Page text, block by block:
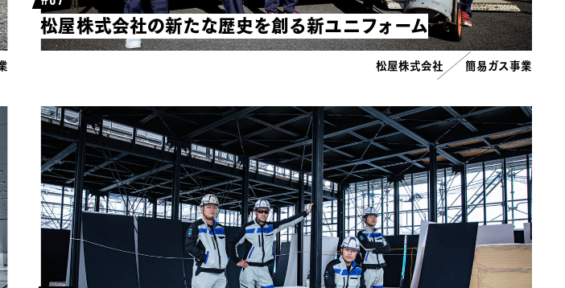
松屋株式会社の新たな歴史を創る新ユニフォーム
松屋株式会社 簡易ガス事業